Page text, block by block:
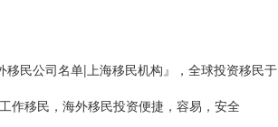
移民公司名单|上海移民机构』，全球投资移民于
移民，海外移民投资便捷，容易，安全